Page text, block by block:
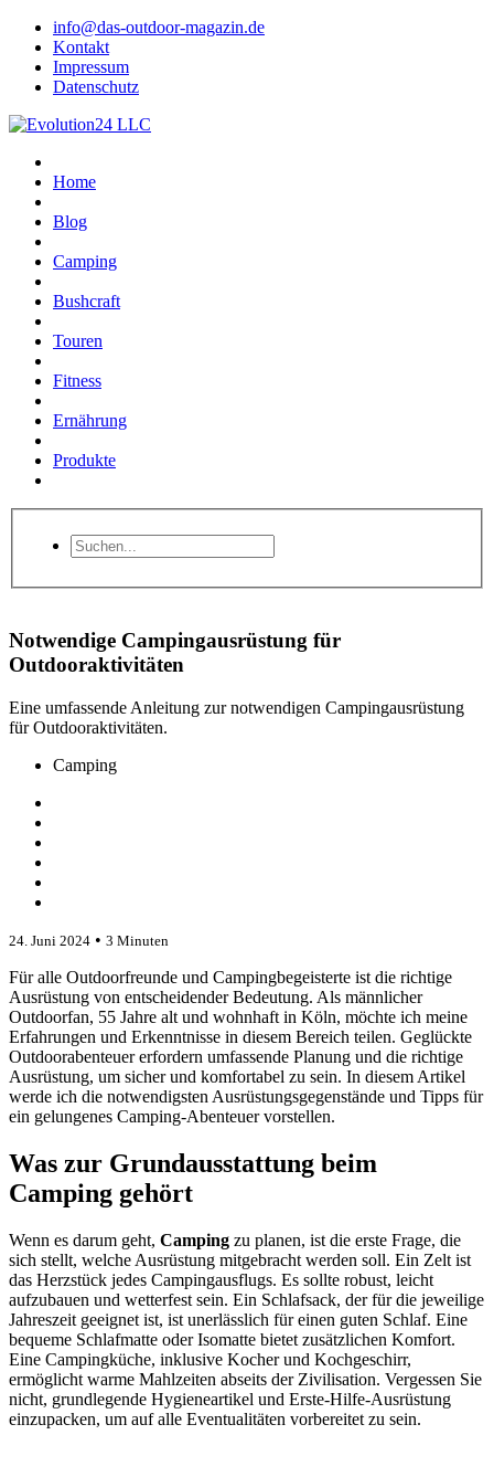
info@das-outdoor-magazin.de
Kontakt
Impressum
Datenschutz
Home
Blog
Camping
Bushcraft
Touren
Fitness
Ernährung
Produkte
Notwendige Campingausrüstung für
Outdooraktivitäten
Eine umfassende Anleitung zur notwendigen Campingausrüstung
für Outdooraktivitäten.
Camping
24. Juni 2024 • 3 Minuten
Für alle Outdoorfreunde und Campingbegeisterte ist die richtige
Ausrüstung von entscheidender Bedeutung. Als männlicher
Outdoorfan, 55 Jahre alt und wohnhaft in Köln, möchte ich meine
Erfahrungen und Erkenntnisse in diesem Bereich teilen. Geglückte
Outdoorabenteuer erfordern umfassende Planung und die richtige
Ausrüstung, um sicher und komfortabel zu sein. In diesem Artikel
werde ich die notwendigsten Ausrüstungsgegenstände und Tipps für
ein gelungenes Camping-Abenteuer vorstellen.
Was zur Grundausstattung beim
Camping gehört
Wenn es darum geht, Camping zu planen, ist die erste Frage, die
sich stellt, welche Ausrüstung mitgebracht werden soll. Ein Zelt ist
das Herzstück jedes Campingausflugs. Es sollte robust, leicht
aufzubauen und wetterfest sein. Ein Schlafsack, der für die jeweilige
Jahreszeit geeignet ist, ist unerlässlich für einen guten Schlaf. Eine
bequeme Schlafmatte oder Isomatte bietet zusätzlichen Komfort.
Eine Campingküche, inklusive Kocher und Kochgeschirr,
ermöglicht warme Mahlzeiten abseits der Zivilisation. Vergessen Sie
nicht, grundlegende Hygieneartikel und Erste-Hilfe-Ausrüstung
einzupacken, um auf alle Eventualitäten vorbereitet zu sein.